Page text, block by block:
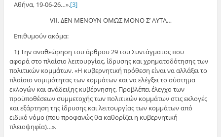
Αθήνα, 19-06-26…».[3]
VII. ΔΕΝ ΜΕΝΟΥΝ ΟΜΩΣ ΜΟΝΟ Σ’ ΑΥΤΑ…
Επιθυμούν ακόμα:
1) Την αναθεώρηση του άρθρου 29 του Συντάγματος που
αφορά στο πλαίσιο λειτουργίας, ίδρυσης και χρηματοδότησης των
πολιτικών κομμάτων. «Η κυβερνητική πρόθεση είναι να αλλάξει το
πλαίσιο νομιμότητας των κομμάτων και να ελέγξει το σύστημα
εκλογών και ανάδειξης κυβέρνησης. Προβλέπει έλεγχο των
προϋποθέσεων συμμετοχής των πολιτικών κομμάτων στις εκλογές
και εξάρτηση της ίδρυσης και λειτουργίας των κομμάτων από
ειδικό νόμο (που προφανώς θα καθορίζει η κυβερνητική
πλειοψηφία)…».